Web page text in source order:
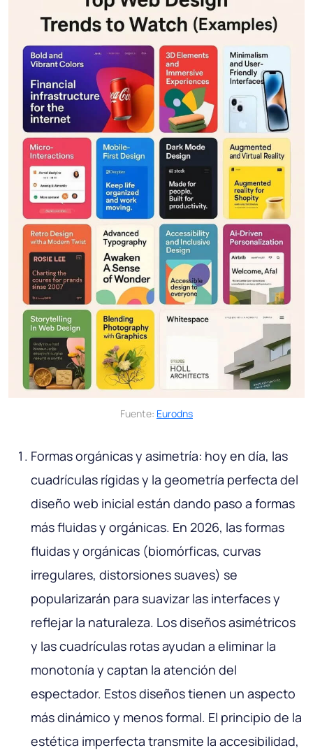
Fuente: Eurodns
Formas orgánicas y asimetría: hoy en día, las
cuadrículas rígidas y la geometría perfecta del
diseño web inicial están dando paso a formas
más fluidas y orgánicas. En 2026, las formas
fluidas y orgánicas (biomórficas, curvas
irregulares, distorsiones suaves) se
popularizarán para suavizar las interfaces y
reflejar la naturaleza. Los diseños asimétricos
y las cuadrículas rotas ayudan a eliminar la
monotonía y captan la atención del
espectador. Estos diseños tienen un aspecto
más dinámico y menos formal. El principio de la
estética imperfecta transmite la accesibilidad,